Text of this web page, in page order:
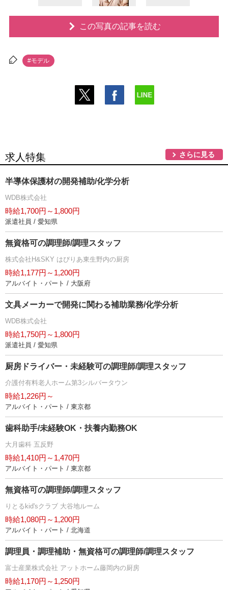
この写真の記事を読む
#モデル
求人特集 さらに見る
半導体保護材の開発補助/化学分析
WDB株式会社
時給1,700円～1,800円
派遣社員 / 愛知県
無資格可の調理師/調理スタッフ
株式会社H&SKY はぴりあ東生野内の厨房
時給1,177円～1,200円
アルバイト・パート / 大阪府
文具メーカーで開発に関わる補助業務/化学分析
WDB株式会社
時給1,750円～1,800円
派遣社員 / 愛知県
厨房ドライバー・未経験可の調理師/調理スタッフ
介護付有料老人ホーム第3シルバータウン
時給1,226円～
アルバイト・パート / 東京都
歯科助手/未経験OK・扶養内勤務OK
大月歯科 五反野
時給1,410円～1,470円
アルバイト・パート / 東京都
無資格可の調理師/調理スタッフ
りとるkid'sクラブ 大谷地ルーム
時給1,080円～1,200円
アルバイト・パート / 北海道
調理員・調理補助・無資格可の調理師/調理スタッフ
富士産業株式会社 アットホーム藤岡内の厨房
時給1,170円～1,250円